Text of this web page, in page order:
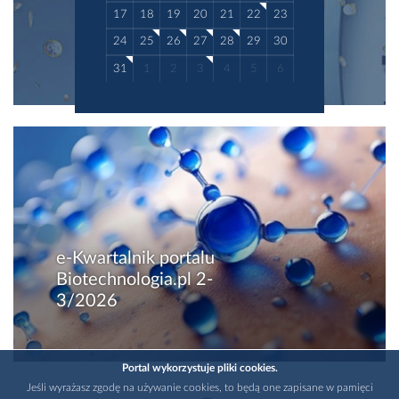
17 18 19 20 21 22 23
24 25 26 27 28 29 30
31 1 2 3 4 5 6
e-Kwartalnik portalu
Biotechnologia.pl 2-
3/2026
Portal wykorzystuje pliki cookies.
Jeśli wyrażasz zgodę na używanie cookies, to będą one zapisane w pamięci